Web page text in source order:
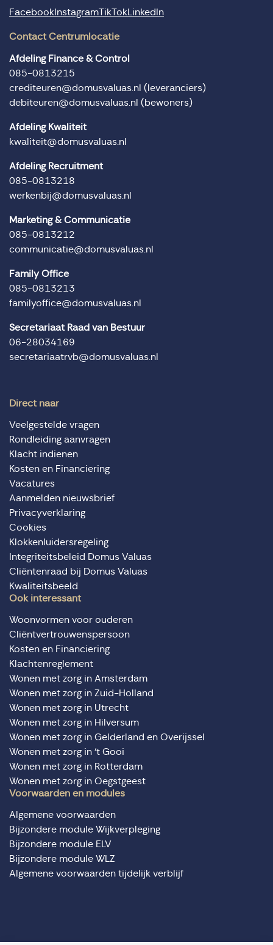
FacebookInstagramTikTokLinkedIn
Contact Centrumlocatie
Afdeling Finance & Control
085-0813215
crediteuren@domusvaluas.nl (leveranciers)
debiteuren@domusvaluas.nl (bewoners)
Afdeling Kwaliteit
kwaliteit@domusvaluas.nl
Afdeling Recruitment
085-0813218
werkenbij@domusvaluas.nl
Marketing & Communicatie
085-0813212
communicatie@domusvaluas.nl
Family Office
085-0813213
familyoffice@domusvaluas.nl
Secretariaat Raad van Bestuur
06-28034169
secretariaatrvb@domusvaluas.nl
Direct naar
Veelgestelde vragen
Rondleiding aanvragen
Klacht indienen
Kosten en Financiering
Vacatures
Aanmelden nieuwsbrief
Privacyverklaring
Cookies
Klokkenluidersregeling
Integriteitsbeleid Domus Valuas
Cliëntenraad bij Domus Valuas
Kwaliteitsbeeld
Ook interessant
Woonvormen voor ouderen
Cliëntvertrouwenspersoon
Kosten en Financiering
Klachtenreglement
Wonen met zorg in Amsterdam
Wonen met zorg in Zuid-Holland
Wonen met zorg in Utrecht
Wonen met zorg in Hilversum
Wonen met zorg in Gelderland en Overijssel
Wonen met zorg in ‘t Gooi
Wonen met zorg in Rotterdam
Wonen met zorg in Oegstgeest
Voorwaarden en modules
Algemene voorwaarden
Bijzondere module Wijkverpleging
Bijzondere module ELV
Bijzondere module WLZ
Algemene voorwaarden tijdelijk verblijf